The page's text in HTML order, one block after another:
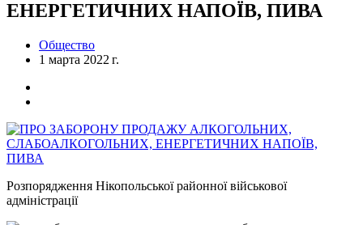
ЕНЕРГЕТИЧНИХ НАПОЇВ, ПИВА
Общество
1 марта 2022 г.
Розпорядження Нікопольської районної військової
адміністрації